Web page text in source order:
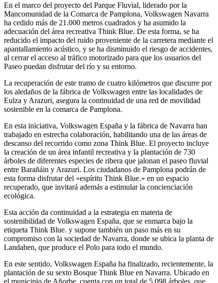
En el marco del proyecto del Parque Fluvial, liderado por la
Mancomunidad de la Comarca de Pamplona, Volkswagen Navarra
ha cedido más de 21.000 metros cuadrados y ha asumido la
adecuación del área recreativa Think Blue. De esta forma, se ha
reducido el impacto del ruido proveniente de la carretera mediante el
apantallamiento acústico, y se ha disminuido el riesgo de accidentes,
al cerrar el acceso al tráfico motorizado para que los usuarios del
Paseo puedan disfrutar del río y su entorno.
La recuperación de este tramo de cuatro kilómetros que discurre por
los aledaños de la fábrica de Volkswagen entre las localidades de
Eulza y Arazuri, asegura la continuidad de una red de movilidad
sostenible en la comarca de Pamplona.
En esta iniciativa, Volkswagen España y la fábrica de Navarra han
trabajado en estrecha colaboración, habilitando una de las áreas de
descanso del recorrido como zona Think Blue. El proyecto incluye
la creación de un área infantil recreativa y la plantación de 730
árboles de diferentes especies de ribera que jalonan el paseo fluvial
entre Barañáin y Arazuri. Los ciudadanos de Pamplona podrán de
esta forma disfrutar del «espíritu Think Blue.» en un espacio
recuperado, que invitará además a estimular la concienciación
ecológica.
Esta acción da continuidad a la estrategia en materia de
sostenibilidad de Volkswagen España, que se enmarca bajo la
etiqueta Think Blue. y supone también un paso más en su
compromiso con la sociedad de Navarra, donde se ubica la planta de
Landaben, que produce el Polo para todo el mundo.
En este sentido, Volkswagen España ha finalizado, recientemente, la
plantación de su sexto Bosque Think Blue en Navarra. Ubicado en
el municipio de Añorbe, cuenta con un total de 5.098 árboles, que